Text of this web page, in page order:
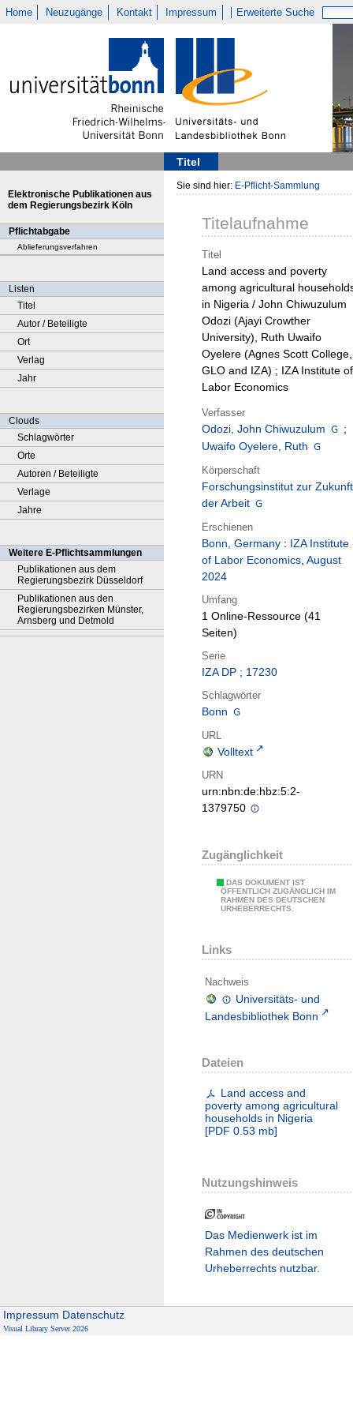
Home Neuzugänge Kontakt Impressum Erweiterte Suche
Titel
Elektronische Publikationen aus
dem Regierungsbezirk Köln
Pflichtabgabe
Ablieferungsverfahren
Listen
Titel
Autor / Beteiligte
Ort
Verlag
Jahr
Clouds
Schlagwörter
Orte
Autoren / Beteiligte
Verlage
Jahre
Weitere E-Pflichtsammlungen
Publikationen aus dem
Regierungsbezirk Düsseldorf
Publikationen aus den
Regierungsbezirken Münster,
Arnsberg und Detmold
Sie sind hier: E-Pflicht-Sammlung
Titelaufnahme
Titel
Land access and poverty
among agricultural
in Nigeria / John Chiwuzulum
Odozi (Ajayi Crowther
University), Ruth Uwaifo
Oyelere (Agnes Scott College,
GLO and IZA) ; IZA Institute of
Labor Economics
Verfasser
Odozi, John Chiwuzulum
;
Uwaifo Oyelere, Ruth
Körperschaft
Forschungsinstitut zur Zukunft
der Arbeit
Erschienen
Bonn, Germany : IZA Institute
of Labor Economics, August
2024
Umfang
1 Online-Ressource (41
Seiten)
Serie
IZA DP ; 17230
Schlagwörter
Bonn
URL
Volltext
URN
urn:nbn:de:hbz:5:2-
1379750
Zugänglichkeit
DAS DOKUMENT IST
ÖFFENTLICH ZUGÄNGLICH IM
RAHMEN DES DEUTSCHEN
URHEBERRECHTS.
Links
Nachweis
Universitäts- und
Landesbibliothek Bonn
Dateien
Land access and
poverty among agricultural
households in Nigeria
[PDF 0.53 mb]
Nutzungshinweis
Das Medienwerk ist im
Rahmen des deutschen
Urheberrechts nutzbar.
Impressum Datenschutz
Visual Library Server 2026